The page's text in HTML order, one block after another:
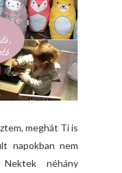
meghát Ti is
napokban nem
néhány